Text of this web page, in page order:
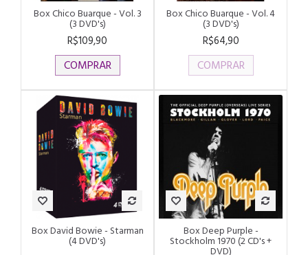
Box Chico Buarque - Vol. 3
(3 DVD's)
R$109,90
COMPRAR
Box Chico Buarque - Vol. 4
(3 DVD's)
R$64,90
COMPRAR
Box David Bowie - Starman
(4 DVD's)
Box Deep Purple -
Stockholm 1970 (2 CD's +
DVD)